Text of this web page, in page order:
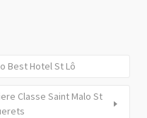
Best Hotel St Lô
Classe Saint Malo St